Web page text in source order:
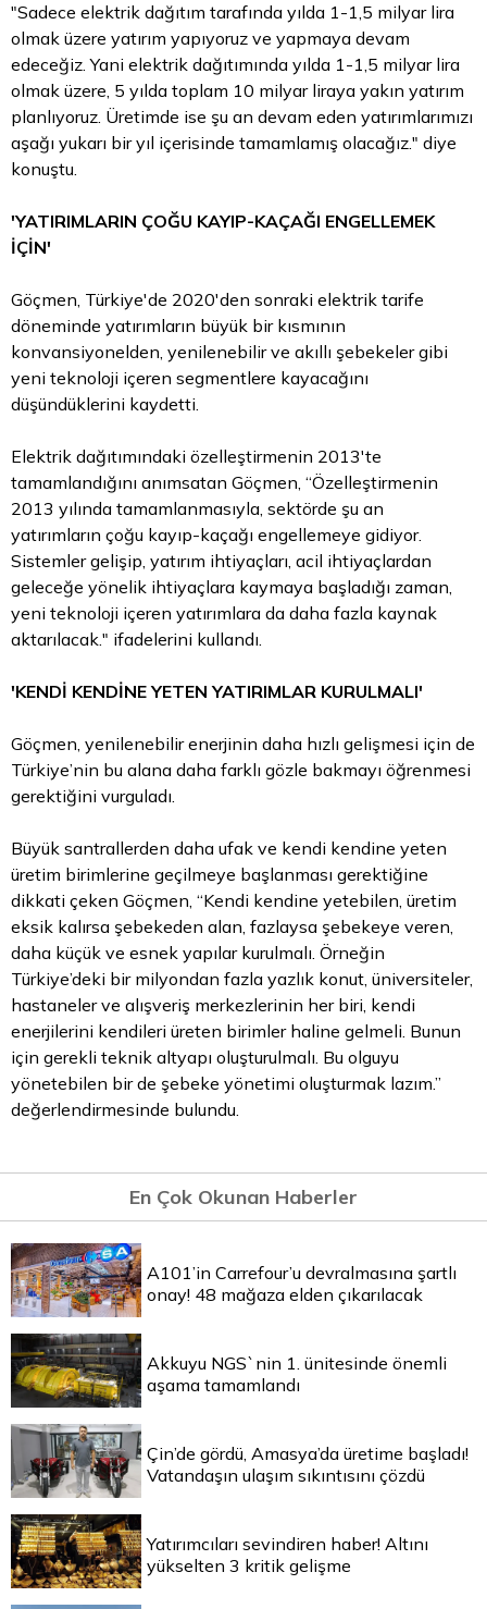
"Sadece elektrik dağıtım tarafında yılda 1-1,5 milyar lira
olmak üzere yatırım yapıyoruz ve yapmaya devam
edeceğiz. Yani elektrik dağıtımında yılda 1-1,5 milyar lira
olmak üzere, 5 yılda toplam 10 milyar liraya yakın yatırım
planlıyoruz. Üretimde ise şu an devam eden yatırımlarımızı
aşağı yukarı bir yıl içerisinde tamamlamış olacağız." diye
konuştu.
'YATIRIMLARIN ÇOĞU KAYIP-KAÇAĞI ENGELLEMEK
İÇİN'
Göçmen, Türkiye'de 2020'den sonraki elektrik tarife
döneminde yatırımların büyük bir kısmının
konvansiyonelden, yenilenebilir ve akıllı şebekeler gibi
yeni teknoloji içeren segmentlere kayacağını
düşündüklerini kaydetti.
Elektrik dağıtımındaki özelleştirmenin 2013'te
tamamlandığını anımsatan Göçmen, “Özelleştirmenin
2013 yılında tamamlanmasıyla, sektörde şu an
yatırımların çoğu kayıp-kaçağı engellemeye gidiyor.
Sistemler gelişip, yatırım ihtiyaçları, acil ihtiyaçlardan
geleceğe yönelik ihtiyaçlara kaymaya başladığı zaman,
yeni teknoloji içeren yatırımlara da daha fazla kaynak
aktarılacak." ifadelerini kullandı.
'KENDİ KENDİNE YETEN YATIRIMLAR KURULMALI'
Göçmen, yenilenebilir enerjinin daha hızlı gelişmesi için de
Türkiye’nin bu alana daha farklı gözle bakmayı öğrenmesi
gerektiğini vurguladı.
Büyük santrallerden daha ufak ve kendi kendine yeten
üretim birimlerine geçilmeye başlanması gerektiğine
dikkati çeken Göçmen, “Kendi kendine yetebilen, üretim
eksik kalırsa şebekeden alan, fazlaysa şebekeye veren,
daha küçük ve esnek yapılar kurulmalı. Örneğin
Türkiye’deki bir milyondan fazla yazlık konut, üniversiteler,
hastaneler ve alışveriş merkezlerinin her biri, kendi
enerjilerini kendileri üreten birimler haline gelmeli. Bunun
için gerekli teknik altyapı oluşturulmalı. Bu olguyu
yönetebilen bir de şebeke yönetimi oluşturmak lazım.”
değerlendirmesinde bulundu.
En Çok Okunan Haberler
A101’in Carrefour’u devralmasına şartlı
onay! 48 mağaza elden çıkarılacak
Akkuyu NGS`nin 1. ünitesinde önemli
aşama tamamlandı
Çin’de gördü, Amasya’da üretime başladı!
Vatandaşın ulaşım sıkıntısını çözdü
Yatırımcıları sevindiren haber! Altını
yükselten 3 kritik gelişme